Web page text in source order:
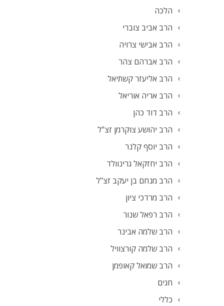
הלכה
הרב אביב צוברי
הרב אבישי צרויה
הרב אברהם צהר
הרב אליעזר קשתיאל
הרב אריה אוריאל
הרב דוד כהן
הרב יהושע צוקרמן זצ"ל
הרב יוסף קלנר
הרב יחזקאל גרינוולד
הרב מנחם בן יעקב זצ"ל
הרב מרדכי ציון
הרב רפאל שנור
הרב שלמה אבינר
הרב שלמה קורצוויל
הרב שמואל קאופמן
חגים
כללי